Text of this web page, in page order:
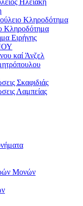
Κληροδότημα
Κληροδότημα
Ειρήνης
καί Άνζελ
Σκαφιδιάς
Λαμπείας
Μονών